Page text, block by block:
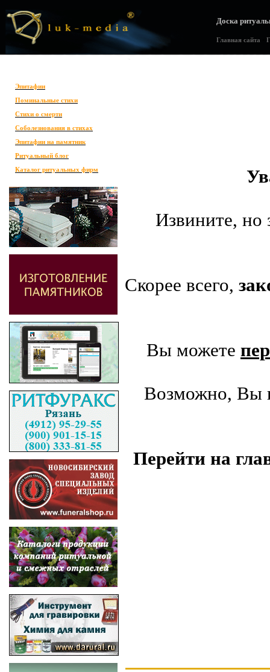
Доска
Главная сайта
Эпитафии
Поминальные стихи
Стихи о смерти
Соболезнования в стихах
Эпитафии на памятник
Ритуальный блог
Каталог ритуальных фирм
Извините,
Скорее всего,
Вы можете
Возможно, Вы
Перейти на